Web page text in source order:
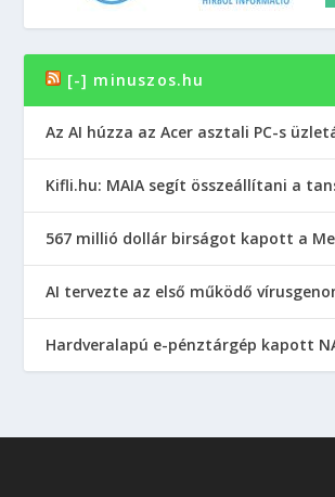
[-] minuszos.hu
Az AI húzza az Acer asztali PC-s
Kifli.hu: MAIA segít összeállítani a
567 millió dollár birságot kapott a
AI tervezte az első működő
Hardveralapú e-pénztárgép kapott